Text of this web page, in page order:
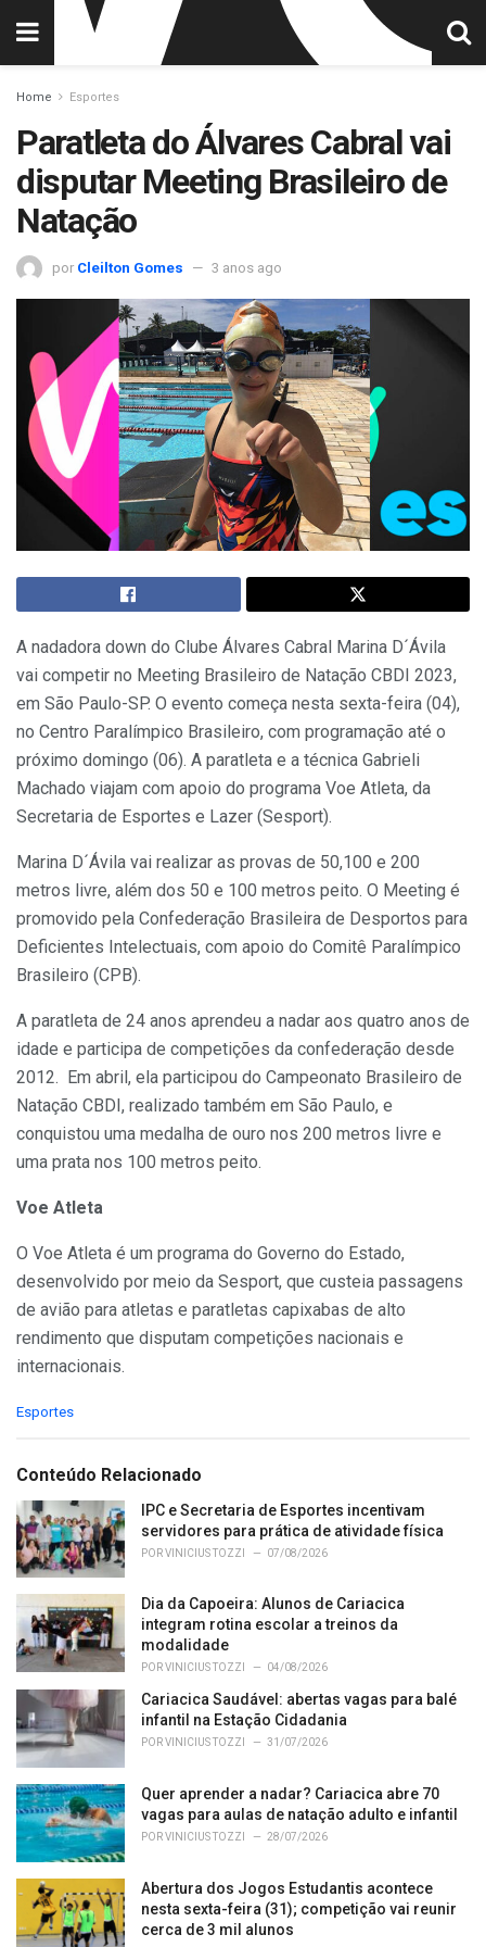
Home Esportes
Paratleta do Álvares Cabral vai
disputar Meeting Brasileiro de
Natação
por Cleilton Gomes 3 anos ago
A nadadora down do Clube Álvares Cabral Marina D´Ávila
vai competir no Meeting Brasileiro de Natação CBDI 2023,
em São Paulo-SP. O evento começa nesta sexta-feira (04),
no Centro Paralímpico Brasileiro, com programação até o
próximo domingo (06). A paratleta e a técnica Gabrieli
Machado viajam com apoio do programa Voe Atleta, da
Secretaria de Esportes e Lazer (Sesport).
Marina D´Ávila vai realizar as provas de 50,100 e 200
metros livre, além dos 50 e 100 metros peito. O Meeting é
promovido pela Confederação Brasileira de Desportos para
Deficientes Intelectuais, com apoio do Comitê Paralímpico
Brasileiro (CPB).
A paratleta de 24 anos aprendeu a nadar aos quatro anos de
idade e participa de competições da confederação desde
2012. Em abril, ela participou do Campeonato Brasileiro de
Natação CBDI, realizado também em São Paulo, e
conquistou uma medalha de ouro nos 200 metros livre e
uma prata nos 100 metros peito.
Voe Atleta
O Voe Atleta é um programa do Governo do Estado,
desenvolvido por meio da Sesport, que custeia passagens
de avião para atletas e paratletas capixabas de alto
rendimento que disputam competições nacionais e
internacionais.
C
e
o
r
i
e
:
Esportes
Conteúdo Relacionado
IPC e Secretaria de Esportes incentivam
servidores para prática de atividade física
PORVINICIUS TOZZI 07/08/2026
Dia da Capoeira: Alunos de Cariacica
integram rotina escolar a treinos da
modalidade
PORVINICIUS TOZZI 04/08/2026
Cariacica Saudável: abertas vagas para balé
infantil na Estação Cidadania
PORVINICIUS TOZZI 31/07/2026
Quer aprender a nadar? Cariacica abre 70
vagas para aulas de natação adulto e infantil
PORVINICIUS TOZZI 28/07/2026
Abertura dos Jogos Estudantis acontece
nesta sexta-feira (31); competição vai reunir
cerca de 3 mil alunos